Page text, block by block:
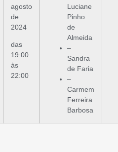
agosto
de
2024
das
19:00
às
22:00
Luciane
Pinho
de
Almeida
–
Sandra
de Faria
–
Carmem
Ferreira
Barbosa